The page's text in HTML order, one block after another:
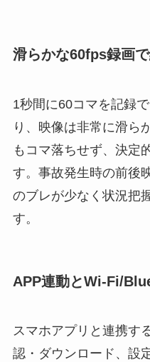
滑らかな60fps録画
1秒間に60コマを記録
り、映像は非常に滑ら
もコマ落ちせず、決定
す。事故発生時の前後
のブレが少なく状況把
す。
APP連動とWi-Fi/
スマホアプリと連携す
認・ダウンロード、設